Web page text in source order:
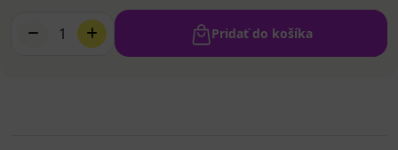
1 Pridať do košíka